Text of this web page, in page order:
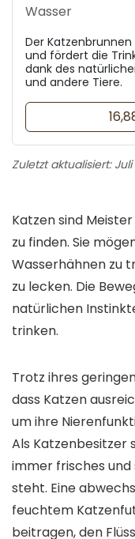
Wasser
Der
und fördert die
dank des
und andere Tiere.
Zuletzt aktualisiert:
Katzen sind
zu finden. Sie
Wasserhähnen zu
zu lecken. Die
natürlichen
trinken.
Trotz ihres
dass Katzen
um ihre
Als Katzenbesitzer
immer frisches und
steht. Eine
feuchtem
beitragen, den